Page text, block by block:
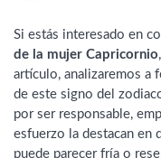
Si estás interesado en
de la mujer Capricornio
artículo, analizaremos a
de este signo del
por ser responsable,
esfuerzo la destacan en
puede parecer fría o